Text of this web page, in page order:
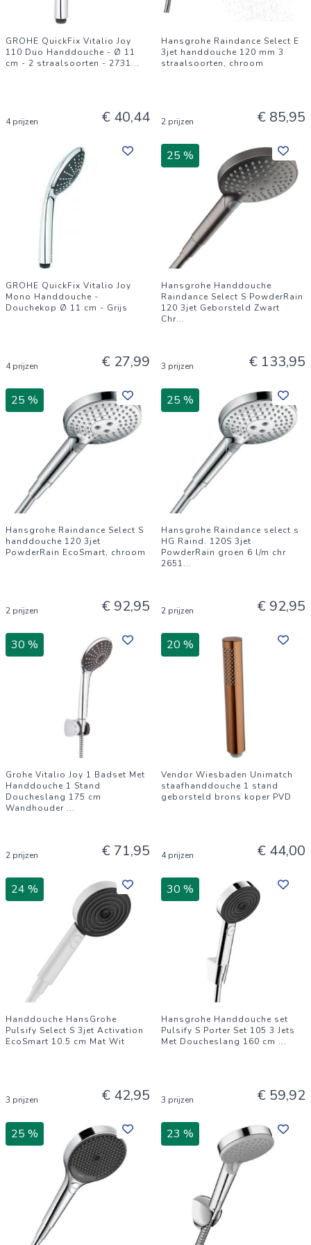
GROHE QuickFix Vitalio Joy
110 Duo Handdouche - Ø 11
cm - 2 straalsoorten - 2731...
4 prijzen € 40,44
Hansgrohe Raindance Select E
3jet handdouche 120 mm 3
straalsoorten, chroom
2 prijzen € 85,95
GROHE QuickFix Vitalio Joy
Mono Handdouche -
Douchekop Ø 11 cm - Grijs
4 prijzen € 27,99
25 %
Hansgrohe Handdouche
Raindance Select S PowderRain
120 3jet Geborsteld Zwart
Chr...
3 prijzen € 133,95
25 %
Hansgrohe Raindance Select S
handdouche 120 3jet
PowderRain EcoSmart, chroom
2 prijzen € 92,95
25 %
Hansgrohe Raindance select s
HG Raind. 120S 3jet
PowderRain groen 6 l/m chr
2651...
2 prijzen € 92,95
30 %
Grohe Vitalio Joy 1 Badset Met
Handdouche 1 Stand
Doucheslang 175 cm
Wandhouder ...
2 prijzen € 71,95
20 %
Vendor Wiesbaden Unimatch
staafhanddouche 1 stand
geborsteld brons koper PVD
4 prijzen € 44,00
24 %
Handdouche HansGrohe
Pulsify Select S 3jet Activation
EcoSmart 10.5 cm Mat Wit
3 prijzen € 42,95
30 %
Hansgrohe Handdouche set
Pulsify S Porter Set 105 3 Jets
Met Doucheslang 160 cm ...
3 prijzen € 59,92
25 % 23 %